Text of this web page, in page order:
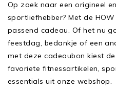
Op zoek naar een origineel
sportliefhebber? Met de
passend cadeau. Of het nu
feestdag, bedankje of een
met deze cadeaubon kiest
favoriete fitnessartikelen,
essentials uit onze webshop.